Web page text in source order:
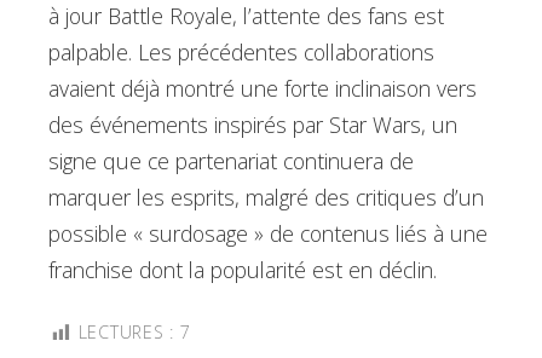
à jour Battle Royale, l’attente des fans est
palpable. Les précédentes collaborations
avaient déjà montré une forte inclinaison vers
des événements inspirés par Star Wars, un
signe que ce partenariat continuera de
marquer les esprits, malgré des critiques d’un
possible « surdosage » de contenus liés à une
franchise dont la popularité est en déclin.
LECTURES : 7